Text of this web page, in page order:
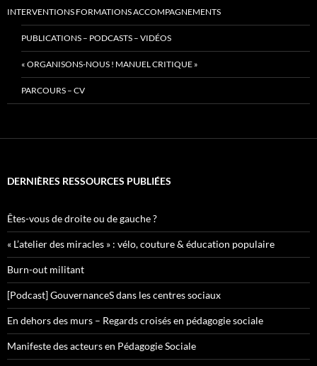
INTERVENTIONS FORMATIONS ACCOMPAGNEMENTS
PUBLICATIONS – PODCASTS – VIDÉOS
« ORGANISONS-NOUS ! MANUEL CRITIQUE »
PARCOURS – CV
DERNIÈRES RESSOURCES PUBLIÉES
Êtes-vous de droite ou de gauche ?
« L’atelier des miracles » : vélo, couture & éducation populaire
Burn-out militant
[Podcast] GouvernanceS dans les centres sociaux
En dehors des murs – Regards croisés en pédagogie sociale
Manifeste des acteurs en Pédagogie Sociale